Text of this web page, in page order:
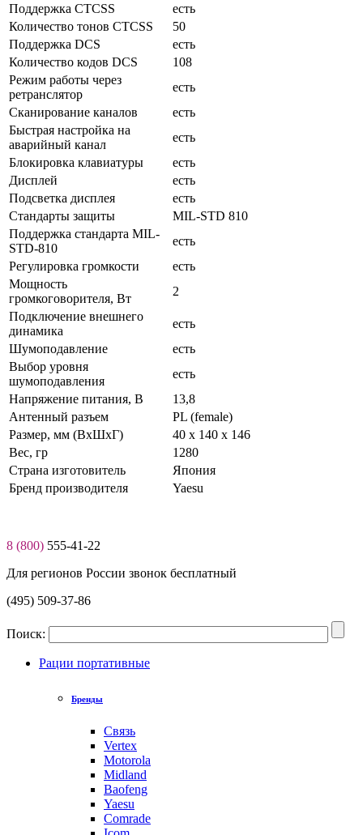
Поддержка CTCSS
есть
Количество тонов CTCSS
50
Поддержка DCS
есть
Количество кодов DCS
108
Режим работы через
ретранслятор
есть
Сканирование каналов
есть
Быстрая настройка на
аварийный канал
есть
Блокировка клавиатуры
есть
Дисплей
есть
Подсветка дисплея
есть
Стандарты защиты
MIL-STD 810
Поддержка стандарта MIL-
STD-810
есть
Регулировка громкости
есть
Мощность
громкоговорителя, Вт
2
Подключение внешнего
динамика
есть
Шумоподавление
есть
Выбор уровня
шумоподавления
есть
Нaпряжение питaния, В
13,8
Антенный разъем
PL (female)
Размер, мм (ВхШхГ)
40 x 140 х 146
Вес, гр
1280
Страна изготовитель
Япония
Бренд производителя
Yaesu
8 (800) 555-41-22
Для регионов России звонок бесплатный
(495) 509-37-86
Поиск:
Рации портативные
Бренды
Связь
Vertex
Motorola
Midland
Baofeng
Yaesu
Comrade